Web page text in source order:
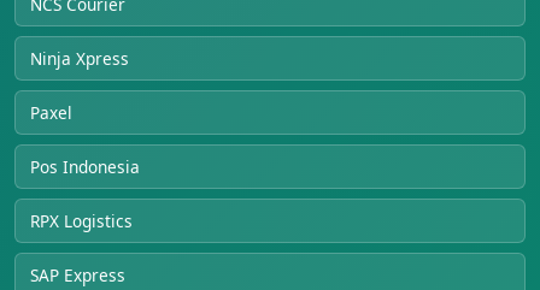
Ninja Xpress
Paxel
Pos Indonesia
RPX Logistics
SAP Express